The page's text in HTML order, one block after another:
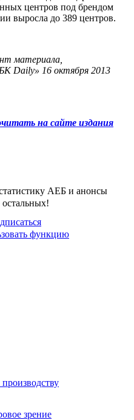
центров под брендом
выросла до 389 центров.
материала,
Daily» 16 октября 2013
на сайте издания
АЕБ и анонсы
зрение